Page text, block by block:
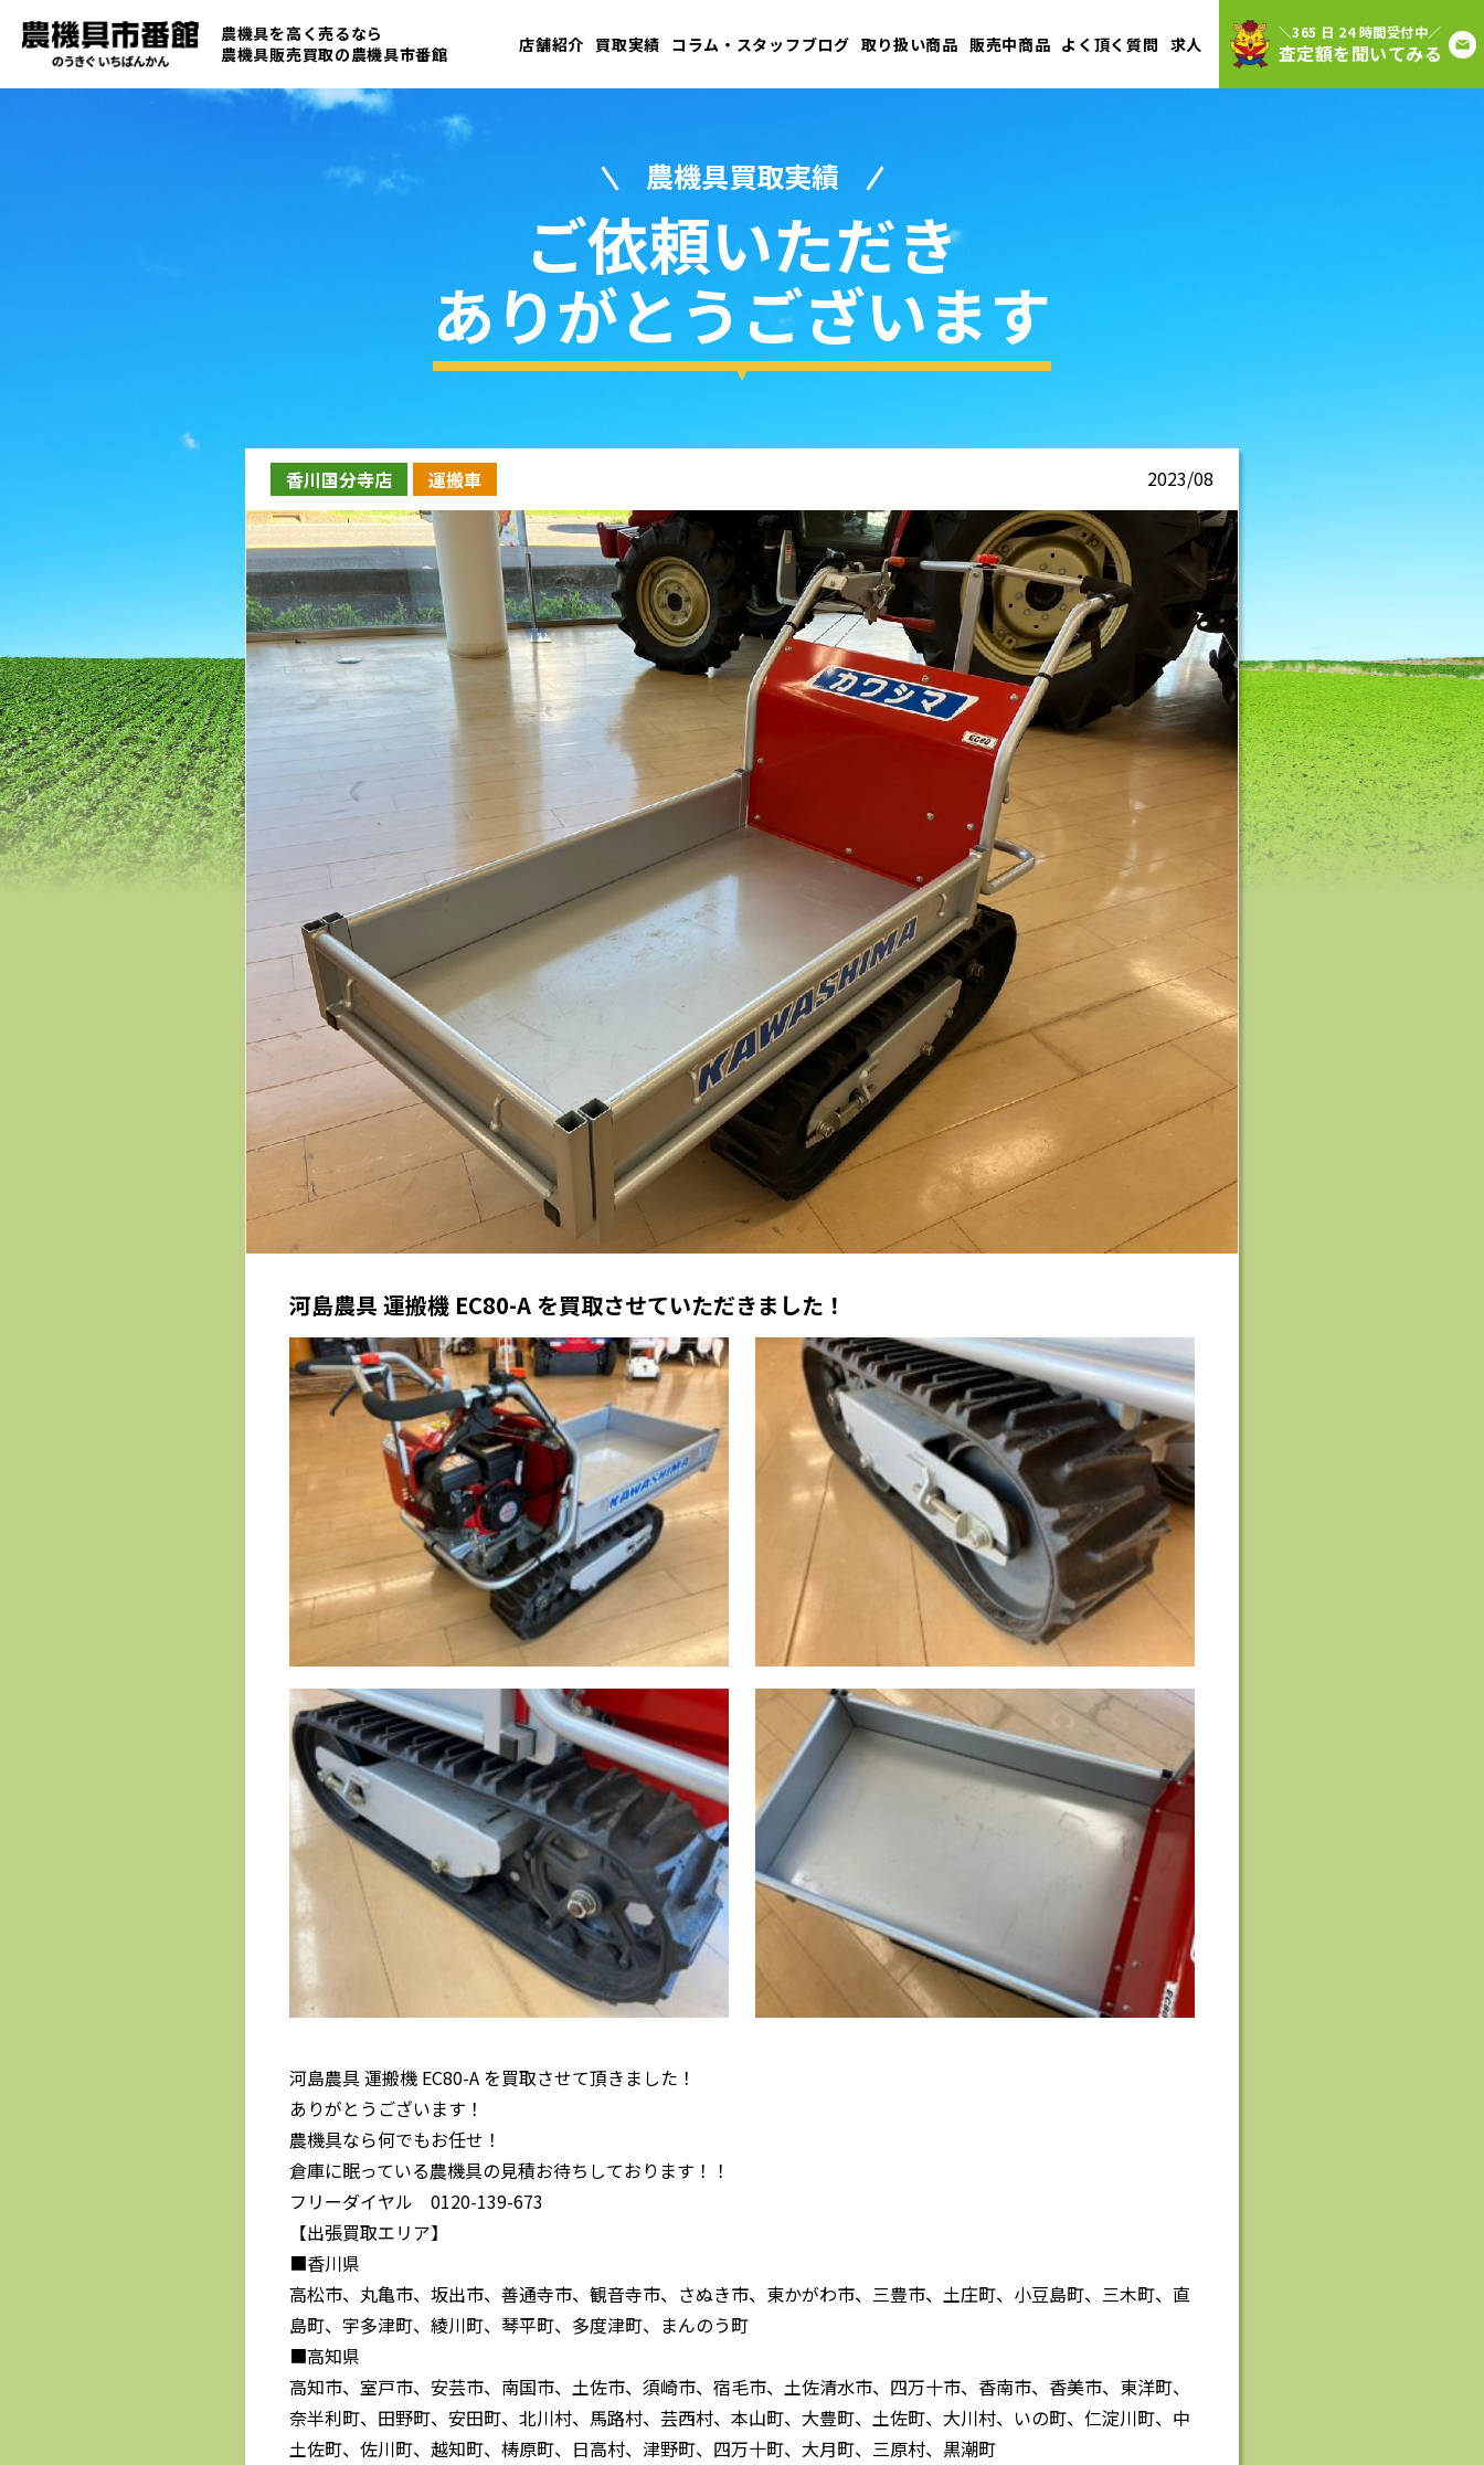
農機具を高く売るなら
農機具販売買取の農機具市番館 店舗紹介 買取実績 コラム・スタッフブログ 取り扱い商品 販売中商品 よく頂く質問 求人
＼365 日 24 時間受付中／
査定額を聞いてみる
農機具買取実績
ご依頼いただき
ありがとうございます
香川国分寺店 運搬車 2023/08
河島農具 運搬機 EC80-A を買取させていただきました！
河島農具 運搬機 EC80-A を買取させて頂きました！
ありがとうございます！
農機具なら何でもお任せ！
倉庫に眠っている農機具の見積お待ちしております！！
フリーダイヤル 0120-139-673
【出張買取エリア】
■香川県
高松市、丸亀市、坂出市、善通寺市、観音寺市、さぬき市、東かがわ市、三豊市、土庄町、小豆島町、三木町、直
島町、宇多津町、綾川町、琴平町、多度津町、まんのう町
■高知県
高知市、室戸市、安芸市、南国市、土佐市、須崎市、宿毛市、土佐清水市、四万十市、香南市、香美市、東洋町、
奈半利町、田野町、安田町、北川村、馬路村、芸西村、本山町、大豊町、土佐町、大川村、いの町、仁淀川町、中
土佐町、佐川町、越知町、梼原町、日高村、津野町、四万十町、大月町、三原村、黒潮町